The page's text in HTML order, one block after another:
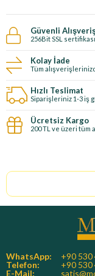
Güvenli
256Bit SSL
Kolay İade
Tüm
Hızlı Teslimat
Siparişleriniz 1-3 iş
Ücretsiz Kargo
200 TL ve üzeri
WhatsApp:
+90 530
Telefon:
+90 530
E-Mail: